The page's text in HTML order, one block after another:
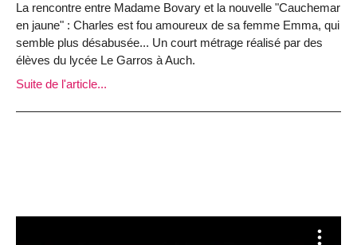
La rencontre entre Madame Bovary et la nouvelle "Cauchemar
en jaune" : Charles est fou amoureux de sa femme Emma, qui
semble plus désabusée... Un court métrage réalisé par des
élèves du lycée Le Garros à Auch.
Suite de l'article...